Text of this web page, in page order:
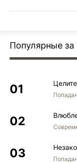
Популярные за